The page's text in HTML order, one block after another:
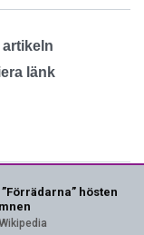
artikeln
länk
hösten